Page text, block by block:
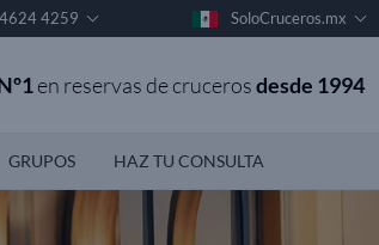
4259 SoloCruceros.mx
en reservas de crucerosdesde 1994
GRUPOS HAZ TU CONSULTA